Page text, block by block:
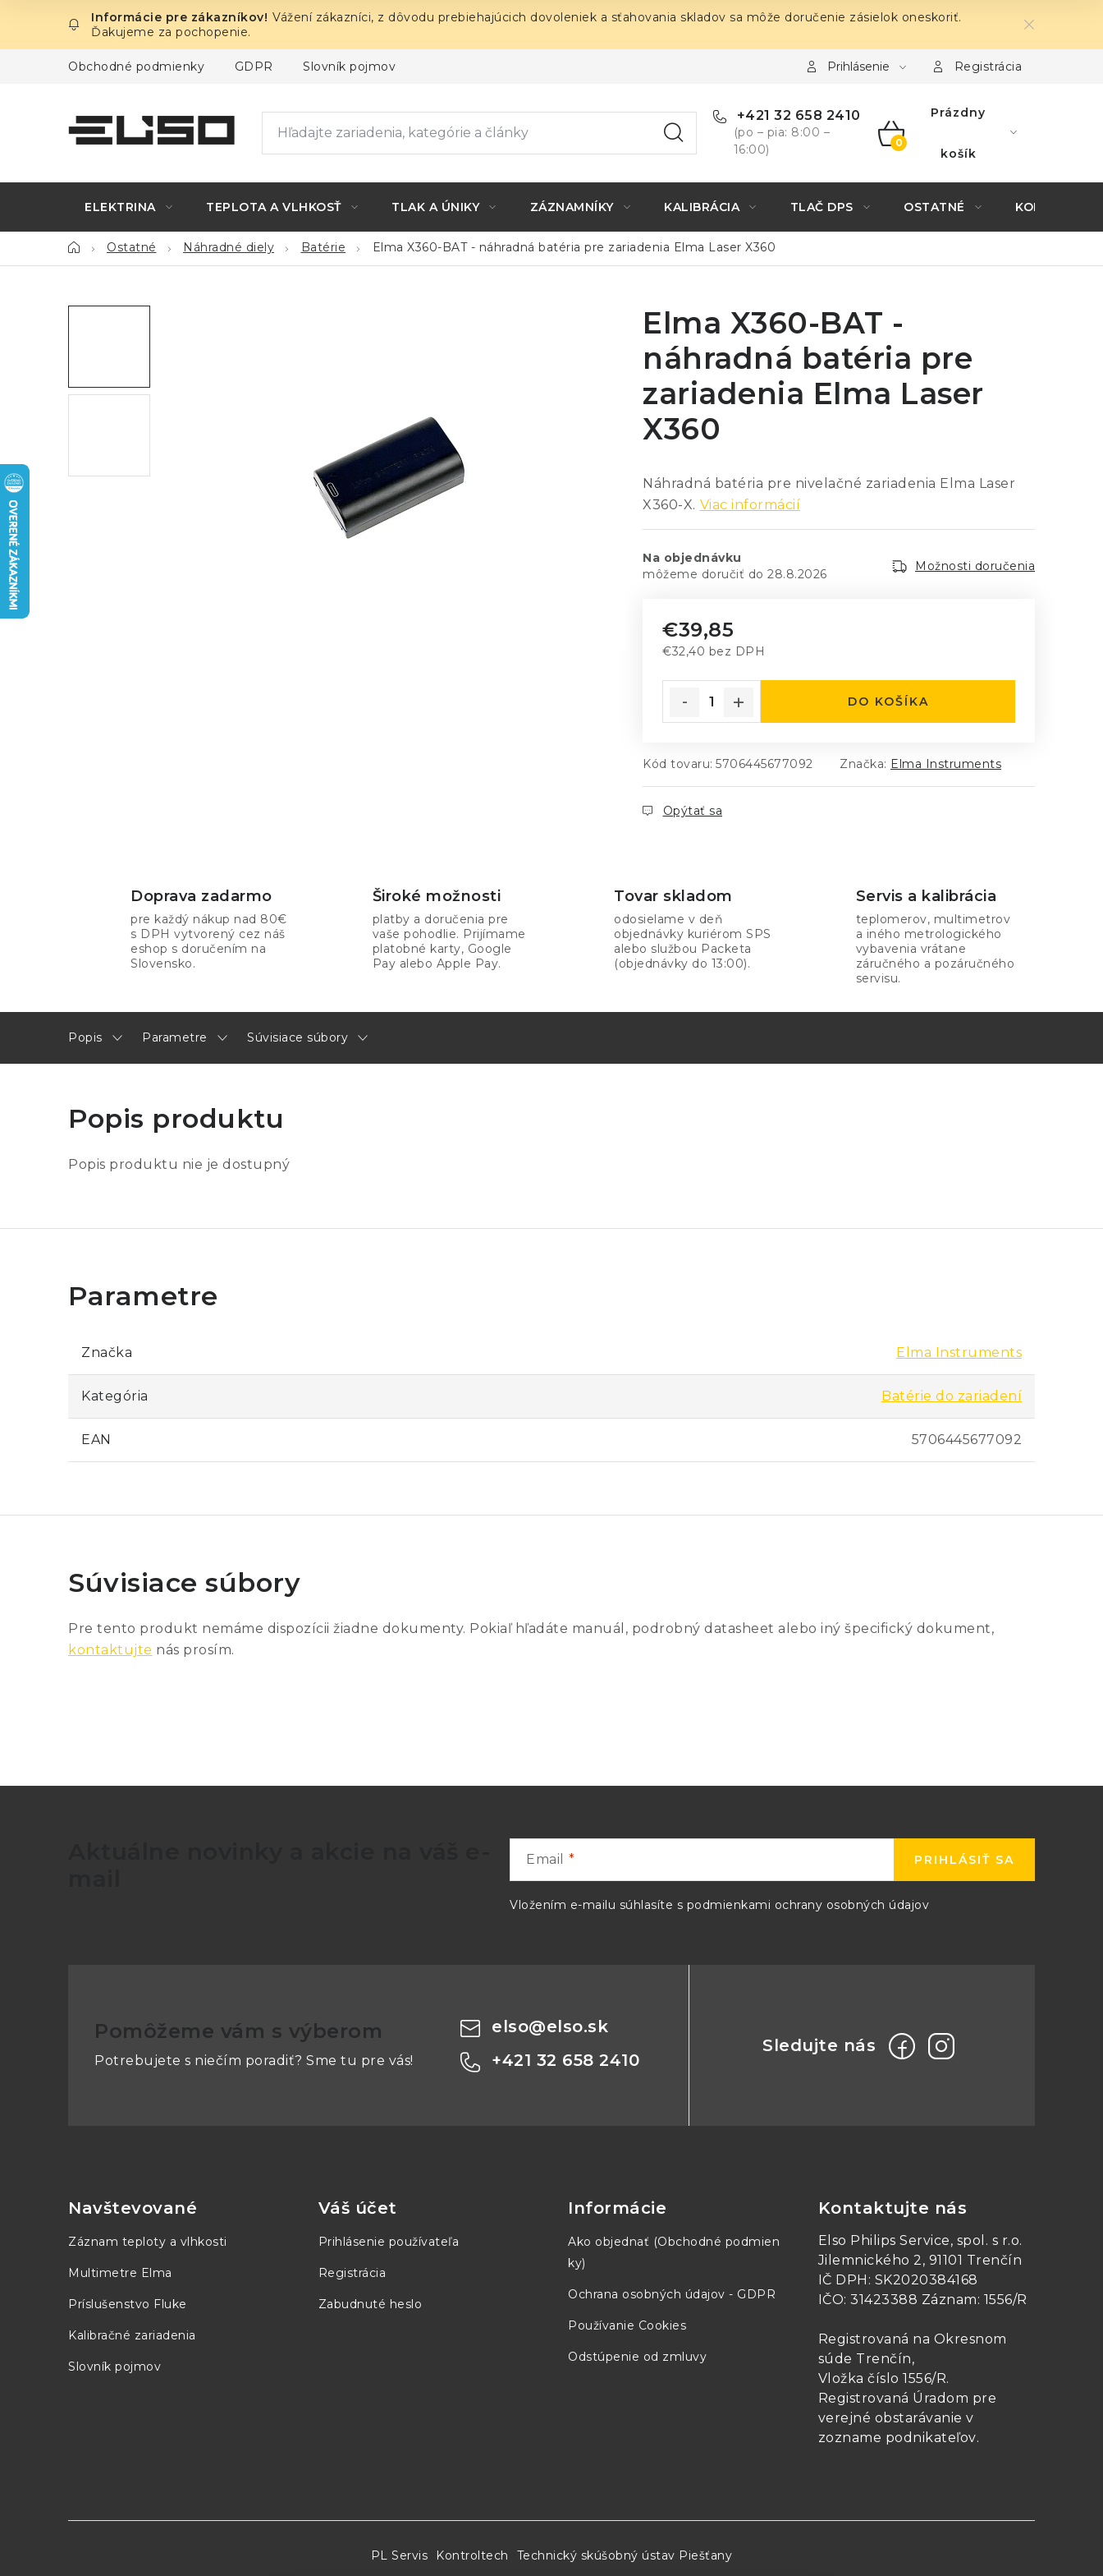
obsah
Vážení zákazníci, z dôvodu prebiehajúcich dovoleniek a sťahovania skladov sa môže doručenie zásielok oneskoriť.
Ďakujeme za pochopenie.
Obchodné podmienky GDPR Slovník pojmov Prihlásenie Registrácia
+421 32 658 2410
(po – pia: 8:00 –
16:00)
NÁKUPNÝ
Prázdny
košík
ELEKTRINA TEPLOTA A VLHKOSŤ TLAK A ÚNIKY ZÁZNAMNÍKY KALIBRÁCIA TLAČ DPS OSTATNÉ KONTAKTY
DomovOstatné Náhradné diely Batérie Elma X360-BAT - náhradná batéria pre zariadenia Elma Laser X360
Elma X360-BAT -
náhradná batéria pre
zariadenia Elma Laser
X360
Náhradná batéria pre nivelačné zariadenia Elma Laser
X360-X. Viac informácií
Na objednávku
28.8.2026
Možnosti doručenia
€39,85
€32,40 bez DPH
DO KOŠÍKA
Kód tovaru: 5706445677092 Značka: Elma Instruments
Opýtať sa
Doprava zadarmo
pre každý nákup nad 80€
s DPH vytvorený cez náš
eshop s doručením na
Slovensko.
Široké možnosti
platby a doručenia pre
vaše pohodlie. Prijímame
platobné karty, Google
Pay alebo Apple Pay.
Tovar skladom
odosielame v deň
objednávky kuriérom SPS
alebo službou Packeta
(objednávky do 13:00).
Servis a kalibrácia
teplomerov, multimetrov
a iného metrologického
vybavenia vrátane
záručného a pozáručného
servisu.
Popis Parametre Súvisiace súbory
Popis produktu
Popis produktu nie je dostupný
Značka Elma Instruments
Kategória Batérie do zariadení
EAN 5706445677092
Súvisiace súbory
Pre tento produkt nemáme dispozícii žiadne dokumenty. Pokiaľ hľadáte manuál, podrobný datasheet alebo iný špecifický dokument,
kontaktujte nás prosím.
Email
Vložením e-mailu súhlasíte s podmienkami ochrany osobných údajov
PRIHLÁSIŤ SA
Pomôžeme vám s výberom
Potrebujete s niečím poradiť? Sme tu pre vás!
elso@elso.sk
+421 32 658 2410
Navštevované
Záznam teploty a vlhkosti
Multimetre Elma
Príslušenstvo Fluke
Kalibračné zariadenia
Slovník pojmov
Váš účet
Prihlásenie používateľa
Registrácia
Zabudnuté heslo
Informácie
Ako objednať (Obchodné podmien
ky)
Ochrana osobných údajov - GDPR
Používanie Cookies
Odstúpenie od zmluvy
Kontaktujte nás
Elso Philips Service, spol. s r.o.
Jilemnického 2, 91101 Trenčín
IČ DPH: SK2020384168
IČO: 31423388 Záznam: 1556/R
Registrovaná na Okresnom
súde Trenčín,
Vložka číslo 1556/R.
Registrovaná Úradom pre
verejné obstarávanie v
zozname podnikateľov.
PL Servis Kontroltech Technický skúšobný ústav Piešťany